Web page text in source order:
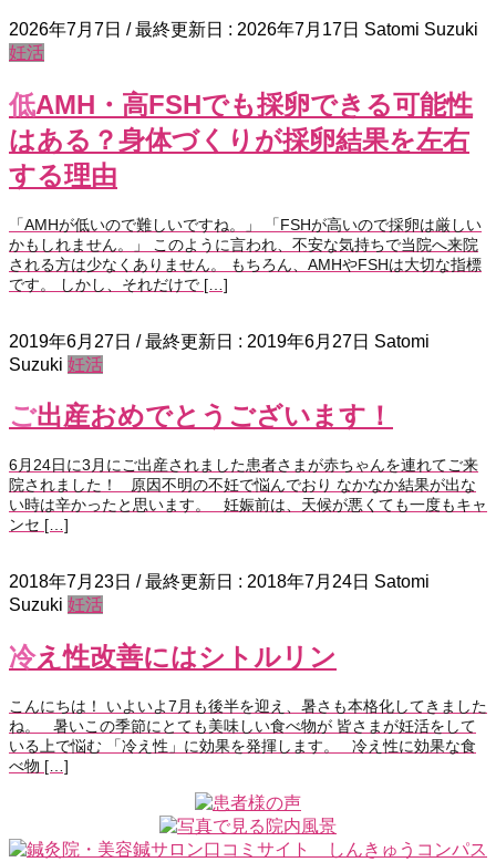
2026年7月7日 / 最終更新日 : 2026年7月17日 Satomi Suzuki
妊活
低AMH・高FSHでも採卵できる可能性
はある？身体づくりが採卵結果を左右
する理由
「AMHが低いので難しいですね。」 「FSHが高いので採卵は厳しい
かもしれません。」 このように言われ、不安な気持ちで当院へ来院
される方は少なくありません。 もちろん、AMHやFSHは大切な指標
です。 しかし、それだけで […]
2019年6月27日 / 最終更新日 : 2019年6月27日 Satomi
Suzuki 妊活
ご出産おめでとうございます！
6月24日に3月にご出産されました患者さまが赤ちゃんを連れてご来
院されました！ 原因不明の不妊で悩んでおり なかなか結果が出な
い時は辛かったと思います。 妊娠前は、天候が悪くても一度もキャ
ンセ […]
2018年7月23日 / 最終更新日 : 2018年7月24日 Satomi
Suzuki 妊活
冷え性改善にはシトルリン
こんにちは！ いよいよ7月も後半を迎え、暑さも本格化してきました
ね。 暑いこの季節にとても美味しい食べ物が 皆さまが妊活をして
いる上で悩む 「冷え性」に効果を発揮します。 冷え性に効果な食
べ物 […]